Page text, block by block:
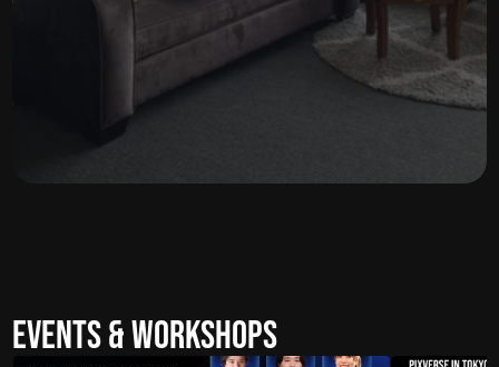
Events & Workshops